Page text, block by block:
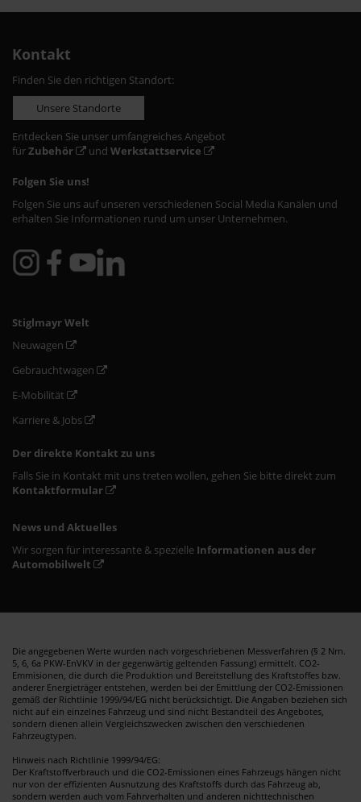
Kontakt
Finden Sie den richtigen Standort:
Unsere Standorte
Entdecken Sie unser umfangreiches Angebot
fürZubehör und Werkstattservice
Folgen Sie uns!
Folgen Sie uns auf unseren verschiedenen Social Media Kanälen und
erhalten Sie Informationen rund um unser Unternehmen.
Stiglmayr Welt
Neuwagen
Gebrauchtwagen
E-Mobilität
Karriere & Jobs
Der direkte Kontakt zu uns
Falls Sie in Kontakt mit uns treten wollen, gehen Sie bitte direkt zum
Kontaktformular
News und Aktuelles
Wir sorgen für interessante & spezielle Informationen aus der
Automobilwelt
Die angegebenen Werte wurden nach vorgeschriebenen Messverfahren (§ 2 Nrn.
5, 6, 6a PKW-EnVKV in der gegenwärtig geltenden Fassung) ermittelt. CO2-
Emmisionen, die durch die Produktion und Bereitstellung des Kraftstoffes bzw.
anderer Energieträger entstehen, werden bei der Emittlung der CO2-Emissionen
gemäß der Richtlinie 1999/94/EG nicht berücksichtigt. Die Angaben beziehen sich
nicht auf ein einzelnes Fahrzeug und sind nicht Bestandteil des Angebotes,
sondern dienen allein Vergleichszwecken zwischen den verschiedenen
Fahrzeugtypen.
Hinweis nach Richtlinie 1999/94/EG:
Der Kraftstoffverbrauch und die CO2-Emissionen eines Fahrzeugs hängen nicht
nur von der effizienten Ausnutzung des Kraftstoffs durch das Fahrzeug ab,
sondern werden auch vom Fahrverhalten und anderen nichttechnischen